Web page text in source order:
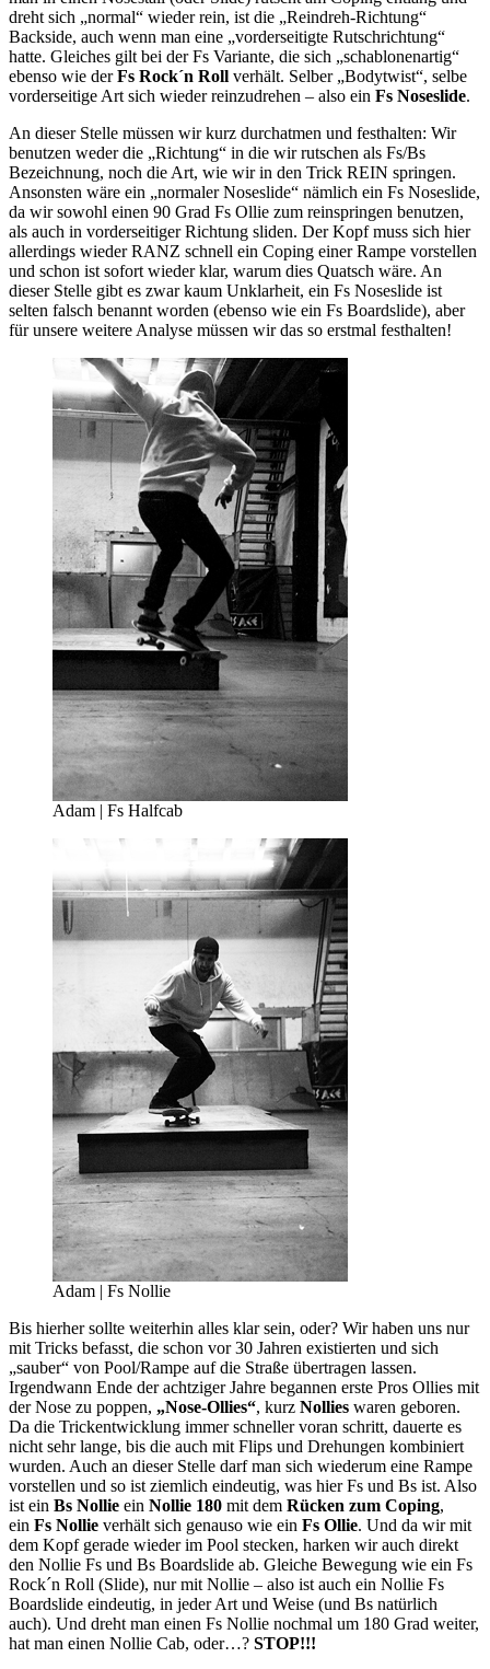
dreht sich „normal“ wieder rein, ist die „Reindreh-Richtung“
Backside, auch wenn man eine „vorderseitigte Rutschrichtung“
hatte. Gleiches gilt bei der Fs Variante, die sich „schablonenartig“
ebenso wie derFs Rock´n Roll verhält. Selber „Bodytwist“, selbe
vorderseitige Art sich wieder reinzudrehen – also ein Fs Noseslide.
An dieser Stelle müssen wir kurz durchatmen und festhalten: Wir
benutzen weder die „Richtung“ in die wir rutschen als Fs/Bs
Bezeichnung, noch die Art, wie wir in den Trick REIN springen.
Ansonsten wäre ein „normaler Noseslide“ nämlich ein Fs Noseslide,
da wir sowohl einen 90 Grad Fs Ollie zum reinspringen benutzen,
als auch in vorderseitiger Richtung sliden. Der Kopf muss sich hier
allerdings wieder RANZ schnell ein Coping einer Rampe vorstellen
und schon ist sofort wieder klar, warum dies Quatsch wäre. An
dieser Stelle gibt es zwar kaum Unklarheit, ein Fs Noseslide ist
selten falsch benannt worden (ebenso wie ein Fs Boardslide), aber
für unsere weitere Analyse müssen wir das so erstmal festhalten!
Adam | Fs Halfcab
Adam | Fs Nollie
Bis hierher sollte weiterhin alles klar sein, oder? Wir haben uns nur
mit Tricks befasst, die schon vor 30 Jahren existierten und sich
„sauber“ von Pool/Rampe auf die Straße übertragen lassen.
Irgendwann Ende der achtziger Jahre begannen erste Pros Ollies mit
der Nose zu poppen, „Nose-Ollies“, kurz Nollies waren geboren.
Da die Trickentwicklung immer schneller voran schritt, dauerte es
nicht sehr lange, bis die auch mit Flips und Drehungen kombiniert
wurden. Auch an dieser Stelle darf man sich wiederum eine Rampe
vorstellen und so ist ziemlich eindeutig, was hier Fs und Bs ist. Also
ist ein Bs Nollie ein Nollie 180 mit dem Rücken zum Coping,
ein Fs Nollie verhält sich genauso wie ein Fs Ollie. Und da wir mit
dem Kopf gerade wieder im Pool stecken, harken wir auch direkt
den Nollie Fs und Bs Boardslide ab. Gleiche Bewegung wie ein Fs
Rock´n Roll (Slide), nur mit Nollie – also ist auch ein Nollie Fs
Boardslide eindeutig, in jeder Art und Weise (und Bs natürlich
auch). Und dreht man einen Fs Nollie nochmal um 180 Grad weiter,
hat man einen Nollie Cab, oder…? STOP!!!